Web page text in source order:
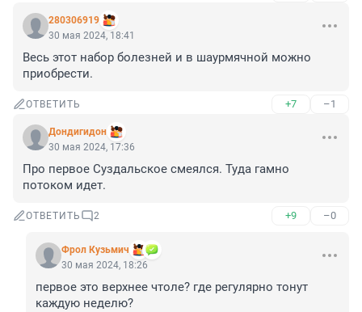
280306919
30 мая 2024, 18:41
Весь этот набор болезней и в шаурмячной можно
приобрести.
ОТВЕТИТЬ +7 –1
Дондигидон
30 мая 2024, 17:36
Про первое Суздальское смеялся. Туда гамно
потоком идет.
ОТВЕТИТЬ 2 +9 –0
Фрол Кузьмич
30 мая 2024, 18:26
первое это верхнее чтоле? где регулярно тонут
каждую неделю?